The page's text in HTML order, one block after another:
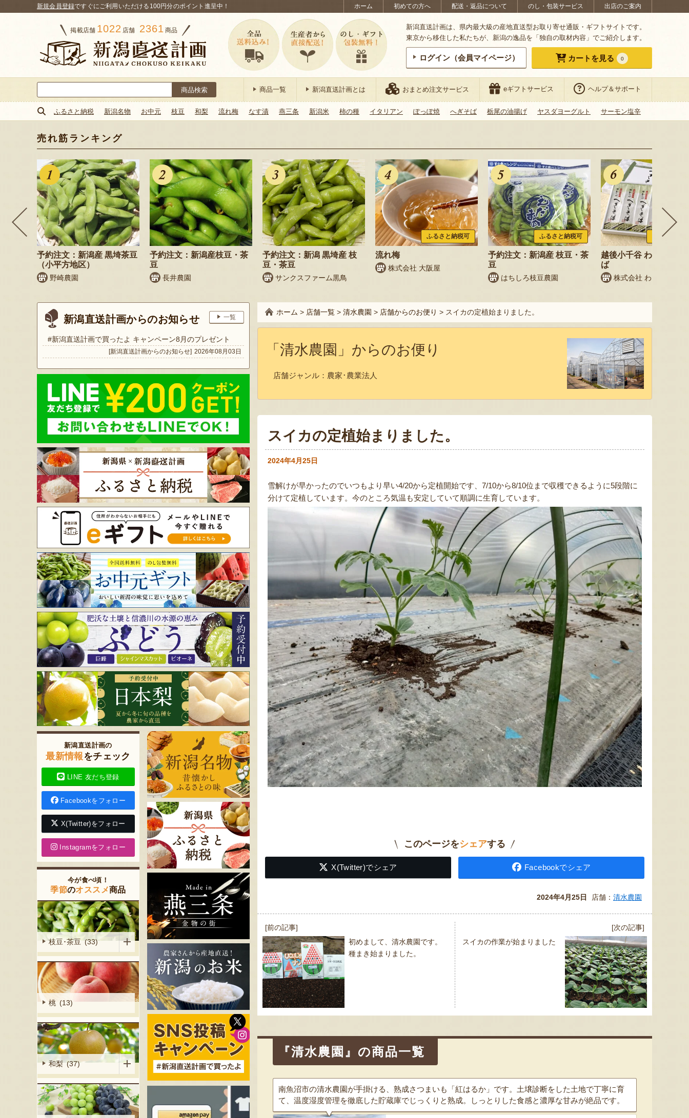
ホーム 初めての方へ 配送・返品について のし・包装サービス 出店のご案内
新規会員登録ですぐにご利用いただける100円分のポイント進呈中！
掲載店舗 1022 店舗 2361 商品
新潟直送計画は、県内最大級の産地直送型お取り寄せ通販・ギフトサイトです。
東京から移住した私たちが、新潟の逸品を「独自の取材内容」でご紹介します。
ログイン（会員マイページ） カートを見る 0
索:
商品一覧 新潟直送計画とは おまとめ注文サービス eギフトサービス ヘルプ＆サポート
ふるさと納税 新潟名物 お中元 枝豆 和梨 流れ梅 なす漬 燕三条 新潟米 柿の種 イタリアン ぽっぽ焼 へぎそば 栃尾の油揚げ ヤスダヨーグルト サーモン塩辛
売れ筋ランキング
予約注文：新潟産 黒埼茶豆
（小平方地区）
野崎農園
予約注文：新潟産枝豆・茶
豆
長井農園
予約注文：新潟 黒埼産 枝
豆・茶豆
サンクスファーム黒鳥
ふるさと納税可
流れ梅
株式会社 大阪屋
ふるさと納税可
予約注文：新潟産 枝豆・茶
豆
はちしろ枝豆農園
ふるさと納
越後小千谷 わたやのへ
ば
株式会社 わたや
新潟直送計画からのお知らせ 一覧
#新潟直送計画で買ったよ キャンペーン8月のプレゼント
[新潟直送計画からのお知らせ] 2026年08月03日
ホーム > 店舗一覧 > 清水農園 > 店舗からのお便り > スイカの定植始まりました。
「清水農園」からのお便り
店舗ジャンル： 農家･農業法人
スイカの定植始まりました。
2024年4月25日
雪解けが早かったのでいつもより早い4/20から定植開始です、7/10から8/10位まで収穫できるように5段階に
分けて定植しています。今のところ気温も安定していて順調に生育しています。
このページをシェアする
X(Twitter)でシェア Facebookでシェア
2024年4月25日 店舗： 清水農園
投
稿
ナ
ビ
ゲ
ー
シ
ョ
[前の記事]
初めまして、清水農園です。
種まき始まりました。
[次の記事]
スイカの作業が始まりました
『清水農園』の商品一覧
南魚沼市の清水農園が手掛ける、熟成さつまいも「紅はるか」です。土壌診断をした土地で丁寧に育
て、温度湿度管理を徹底した貯蔵庫でじっくりと熟成。しっとりした食感と濃厚な甘みが絶品です。
新潟直送計画の
最新情報をチェック
LINE 友だち登録
Facebookをフォロー
X(Twitter)をフォロー
Instagramをフォロー
今が食べ頃！
季節のオススメ商品
枝豆･茶豆 (33)
桃 (13)
和梨 (37)